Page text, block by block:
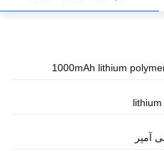
1000mAh lithium